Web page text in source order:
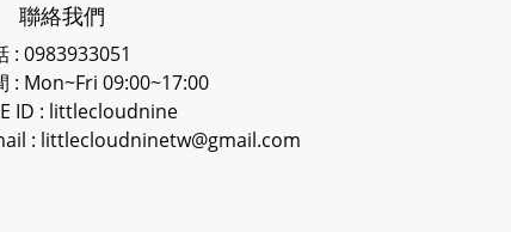
聯絡我們
: 0983933051
: Mon~Fri 09:00~17:00
ID : littlecloudnine
: littlecloudninetw@gmail.com